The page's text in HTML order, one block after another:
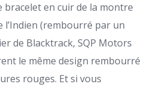
bracelet en cuir de la montre
l’Indien (rembourré par un
de Blacktrack, SQP Motors
le même design rembourré
rouges. Et si vous